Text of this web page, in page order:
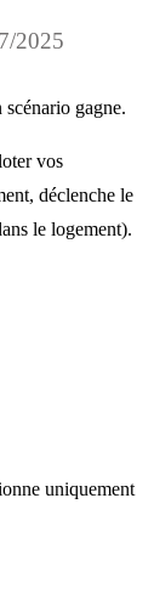
2025
gagne.
vos
déclenche le
le logement).
uniquement